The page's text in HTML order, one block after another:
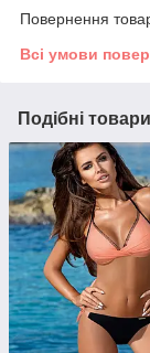
Повернення
Всі умови
Подібні